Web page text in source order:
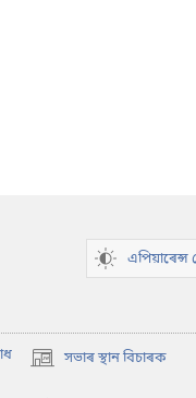
এপিয়াৰেন্স
সভাৰ স্থান বিচাৰক
(opens